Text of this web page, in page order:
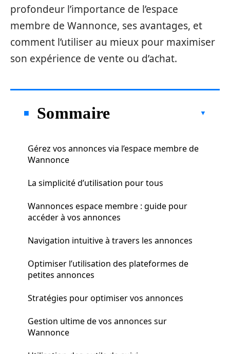
profondeur l’importance de l’espace
membre de Wannonce, ses avantages, et
comment l’utiliser au mieux pour maximiser
son expérience de vente ou d’achat.
Sommaire
Gérez vos annonces via l’espace membre de
Wannonce
La simplicité d’utilisation pour tous
Wannonces espace membre : guide pour
accéder à vos annonces
Navigation intuitive à travers les annonces
Optimiser l’utilisation des plateformes de
petites annonces
Stratégies pour optimiser vos annonces
Gestion ultime de vos annonces sur
Wannonce